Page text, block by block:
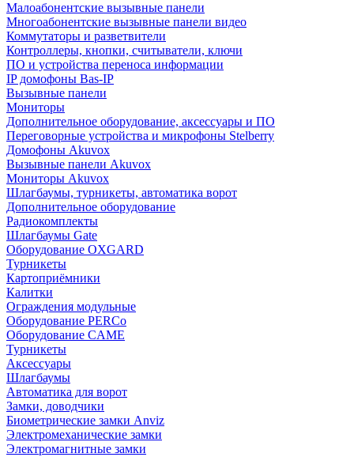
Малоабонентские вызывные панели
Многоабонентские вызывные панели видео
Коммутаторы и разветвители
Контроллеры, кнопки, считыватели, ключи
ПО и устройства переноса информации
IP домофоны Bas-IP
Вызывные панели
Мониторы
Дополнительное оборудование, аксессуары и ПО
Переговорные устройства и микрофоны Stelberry
Домофоны Akuvox
Вызывные панели Akuvox
Мониторы Akuvox
Шлагбаумы, турникеты, автоматика ворот
Дополнительное оборудование
Радиокомплекты
Шлагбаумы Gate
Оборудование OXGARD
Турникеты
Картоприёмники
Калитки
Ограждения модульные
Оборудование PERCo
Оборудование CAME
Турникеты
Аксессуары
Шлагбаумы
Автоматика для ворот
Замки, доводчики
Биометрические замки Anviz
Электромеханические замки
Электромагнитные замки